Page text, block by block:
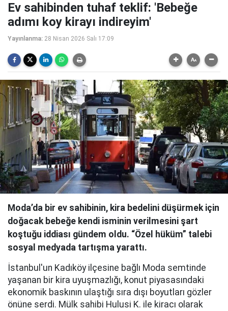
Ev sahibinden tuhaf teklif: 'Bebeğe
adımı koy kirayı indireyim'
Yayınlanma: 28 Nisan 2026 Salı 17:09
Moda’da bir ev sahibinin, kira bedelini düşürmek için
doğacak bebeğe kendi isminin verilmesini şart
koştuğu iddiası gündem oldu. “Özel hüküm” talebi
sosyal medyada tartışma yarattı.
İstanbul'un Kadıköy ilçesine bağlı Moda semtinde
yaşanan bir kira uyuşmazlığı, konut piyasasındaki
ekonomik baskının ulaştığı sıra dışı boyutları gözler
önüne serdi. Mülk sahibi Hulusi K. ile kiracı olarak